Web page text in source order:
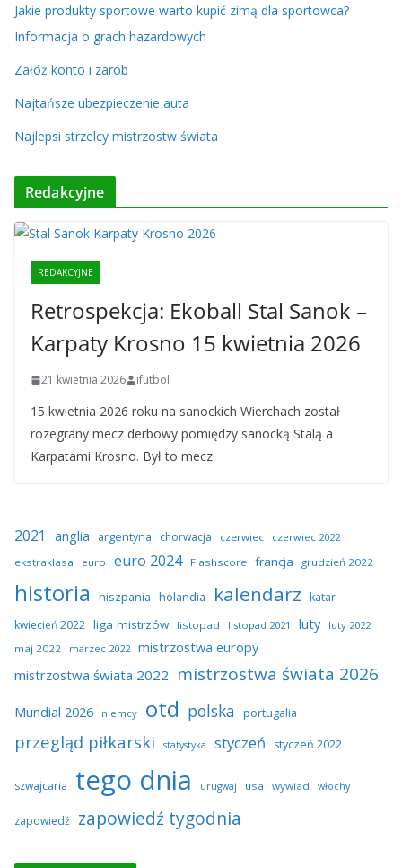
Jakie produkty sportowe warto kupić zimą dla sportowca?
Informacja o grach hazardowych
Załóż konto i zarób
Najtańsze ubezpieczenie auta
Najlepsi strzelcy mistrzostw świata
Redakcyjne
REDAKCYJNE
Retrospekcja: Ekoball Stal Sanok –
Karpaty Krosno 15 kwietnia 2026
21 kwietnia 2026 ifutbol
15 kwietnia 2026 roku na sanockich Wierchach został
rozegrany mecz derbowy pomiędzy sanocką Stalą a
Karpatami Krosno. Był to mecz
2021 anglia argentyna chorwacja czerwiec
czerwiec 2022
ekstraklasa
euro euro 2024 Flashscore francja grudzień 2022
historia hiszpania holandia kalendarz katar
kwiecień 2022 liga mistrzów listopad listopad 2021 luty
luty 2022
maj 2022
marzec 2022 mistrzostwa europy
mistrzostwa świata 2022 mistrzostwa świata 2026
Mundial 2026 niemcy otd polska portugalia
przegląd piłkarski statystyka styczeń styczeń 2022
szwajcaria tego dnia urugwaj usa wywiad włochy
zapowiedź zapowiedź tygodnia